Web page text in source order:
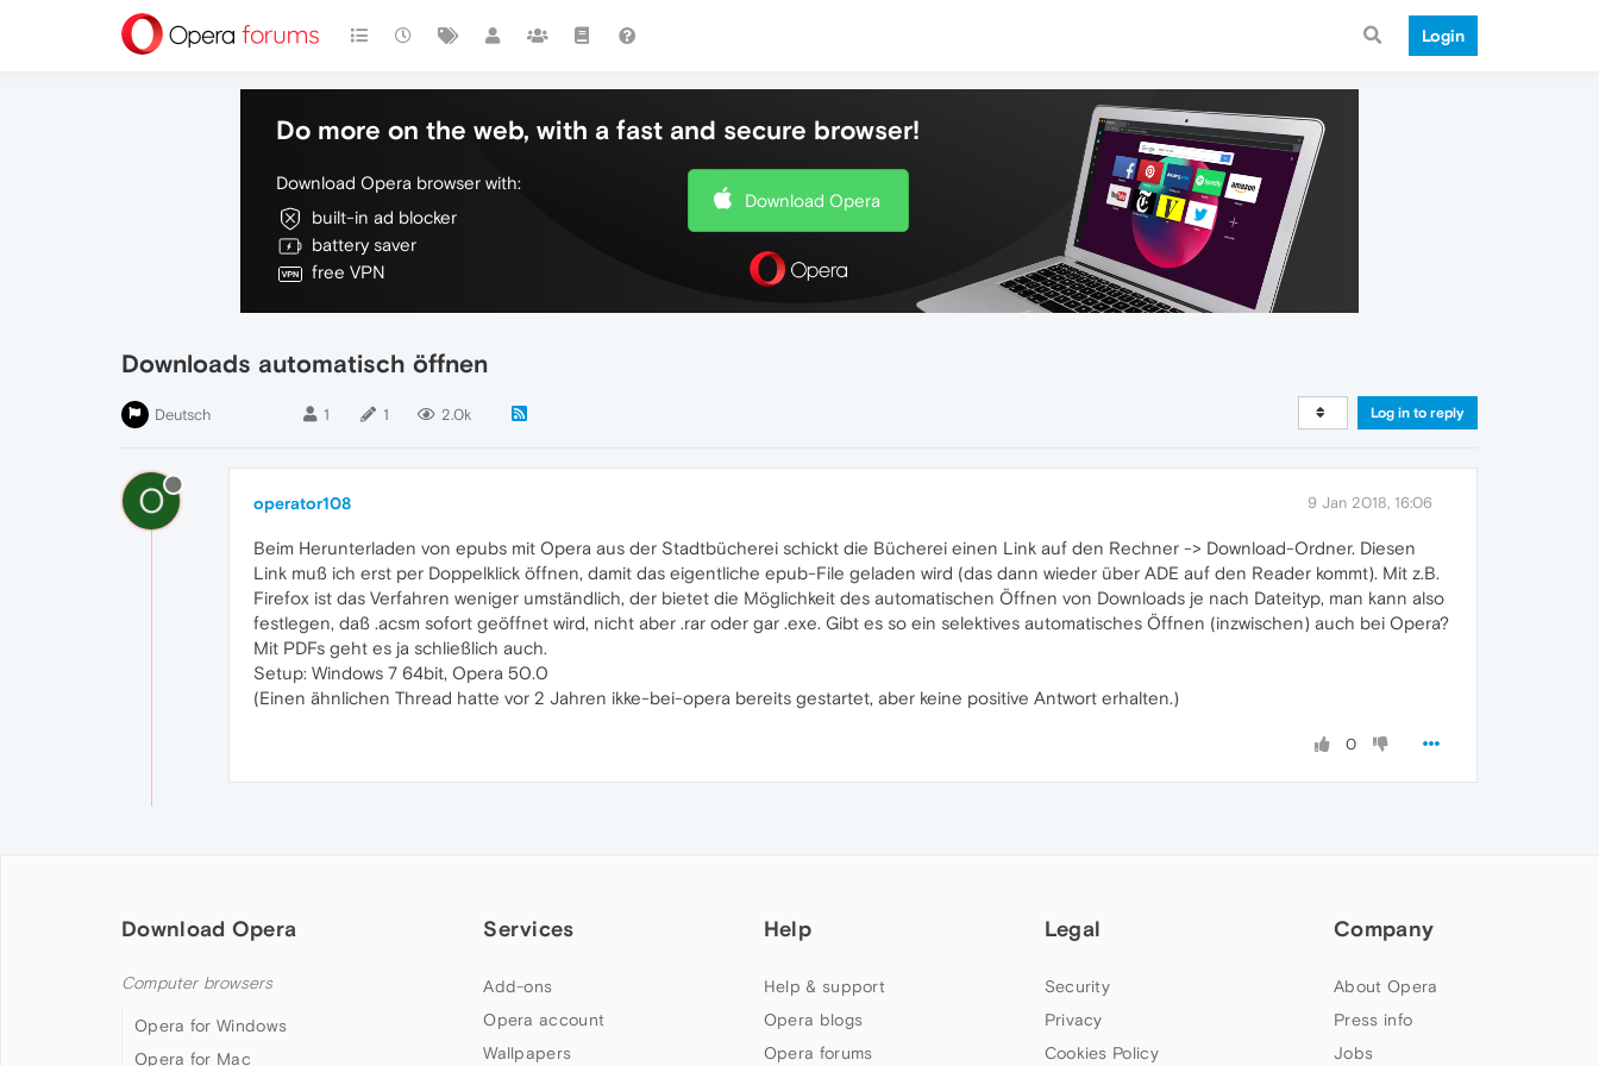
Login
Do more on the web, with a fast and secure browser!
Download Opera browser with:
built-in ad blocker
battery saver
free VPN
Download Opera
Downloads automatisch öffnen
Deutsch 1 1 2.0k Log in to reply
O operator108 9 Jan 2018, 16:06
Beim Herunterladen von epubs mit Opera aus der Stadtbücherei schickt die Bücherei einen Link auf den Rechner -> Download-Ordner. Diesen
Link muß ich erst per Doppelklick öffnen, damit das eigentliche epub-File geladen wird (das dann wieder über ADE auf den Reader kommt). Mit z.B.
Firefox ist das Verfahren weniger umständlich, der bietet die Möglichkeit des automatischen Öffnen von Downloads je nach Dateityp, man kann also
festlegen, daß .acsm sofort geöffnet wird, nicht aber .rar oder gar .exe. Gibt es so ein selektives automatisches Öffnen (inzwischen) auch bei Opera?
Mit PDFs geht es ja schließlich auch.
Setup: Windows 7 64bit, Opera 50.0
(Einen ähnlichen Thread hatte vor 2 Jahren ikke-bei-opera bereits gestartet, aber keine positive Antwort erhalten.)
0
Download Opera
Computer browsers
Opera for Windows
Opera for Mac
Services
Add-ons
Opera account
Wallpapers
Help
Help & support
Opera blogs
Opera forums
Legal
Security
Privacy
Cookies Policy
Company
About Opera
Press info
Jobs